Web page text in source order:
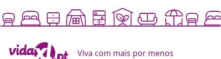
Viva com mais por menos